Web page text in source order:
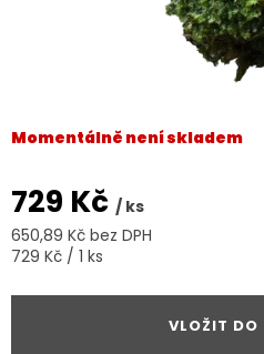
Momentálně není skladem
729 Kč / ks
650,89 Kč bez DPH
Měrná
729 Kč / 1 ks
VLOŽIT DO